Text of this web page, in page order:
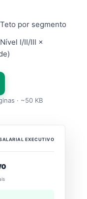
por segmento
I/II/III ×
· ~50 KB
EXECUTIVO